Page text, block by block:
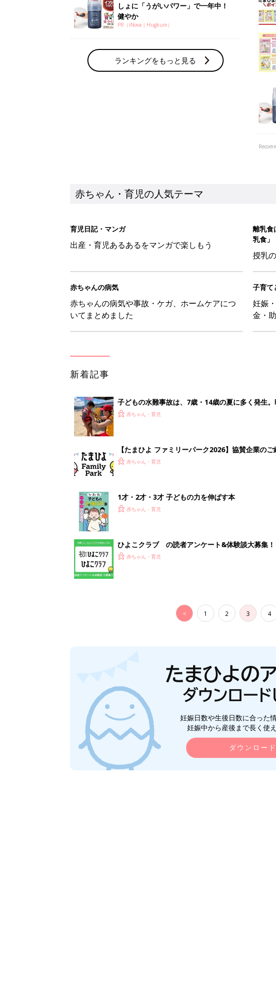
しょに「うがいパワー」で一年中！
健やか
PR（iNova｜Hugkum）
ランキングをもっと見る
赤ちゃん・育児の人気テーマ
育児日記・マンガ
出産・育児あるあるをマンガで楽しもう
離乳食
乳食」
授乳
赤ちゃんの病気
赤ちゃんの病気や事故・ケガ、ホームケアにつ
いてまとめました
子育て
妊娠
金・
新着記事
子どもの水難事故は、7歳・14歳の夏に多く発生
まねく【専門家】
赤ちゃん・育児
【たまひよ ファミリーパーク2026】協賛企業のご
赤ちゃん・育児
1才・2才・3才 子どもの力を伸ばす本
赤ちゃん・育児
ひよこクラブ の読者アンケート&体験談大募集！
赤ちゃん・育児
< 1 2 3 4
妊娠日数や生後日数に合った
妊娠中から産後まで長く使
ダウンロード